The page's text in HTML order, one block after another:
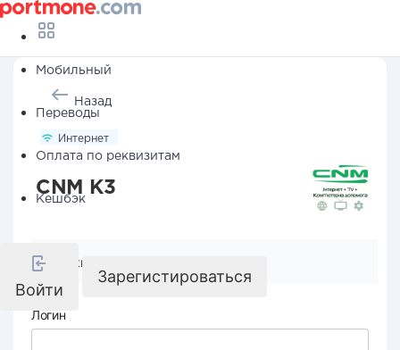
Мобильный
Переводы
Оплата по реквизитам
Кешбэк
Войти
Зарегистироваться
Назад
Интернет
CNM K3
Реквизиты компании
Логин